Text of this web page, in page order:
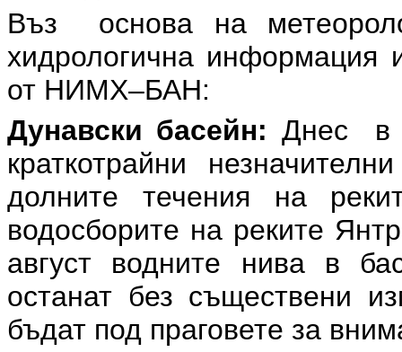
Въз основа на
хидрологична информация
от НИМХ–БАН:
Дунавски басейн: Днес в
краткотрайни
долните течения на
водосборите на реките
август водните нива в
останат без съществени
бъдат под праговете за